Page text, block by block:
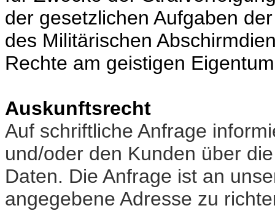
der gesetzlichen Aufgaben
des Militärischen
Rechte am geistigen
Auskunftsrecht
Auf schriftliche Anfrage
und/oder den Kunden über
Daten. Die Anfrage ist an
angegebene Adresse zu